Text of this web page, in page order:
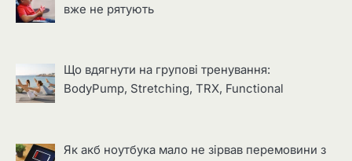
вже не рятують
Що вдягнути на групові тренування:
BodyPump, Stretching, TRX, Functional
Як акб ноутбука мало не зірвав перемовини з